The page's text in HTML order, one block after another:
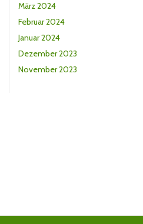
März 2024
Februar 2024
Januar 2024
Dezember 2023
November 2023